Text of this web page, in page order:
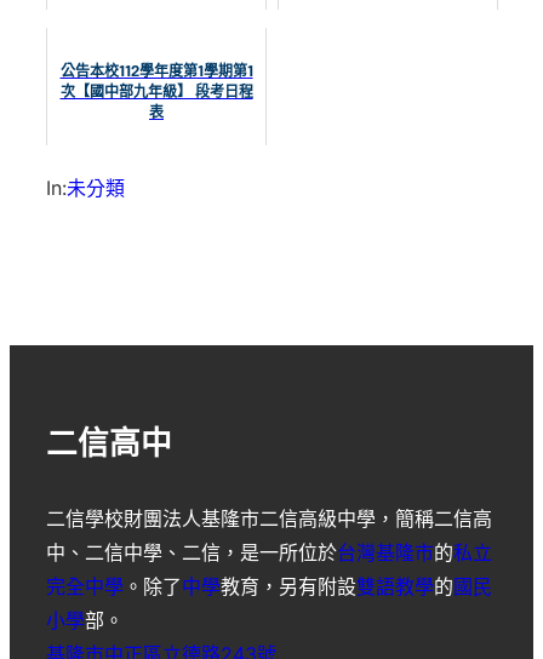
公告本校112學年度第1學期第1
次【國中部九年級】 段考日程
表
In:未分類
二信高中
二信學校財團法人基隆市二信高級中學 ，簡稱二信高
中 、 二信中學 、 二信 ，是一所位於台灣基隆市的私立
完全中學 。除了中學教育，另有附設雙語教學的國民
小學部。